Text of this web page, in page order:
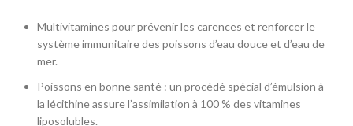
Multivitamines pour prévenir les carences et renforcer le
système immunitaire des poissons d’eau douce et d’eau de
mer.
Poissons en bonne santé : un procédé spécial d’émulsion à
la lécithine assure l’assimilation à 100 % des vitamines
liposolubles.